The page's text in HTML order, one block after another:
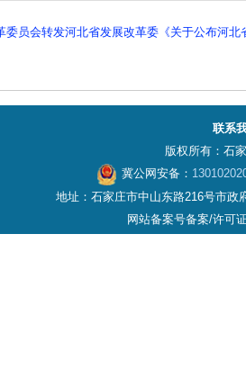
委员会转发河北省发展改革委《关于公布河